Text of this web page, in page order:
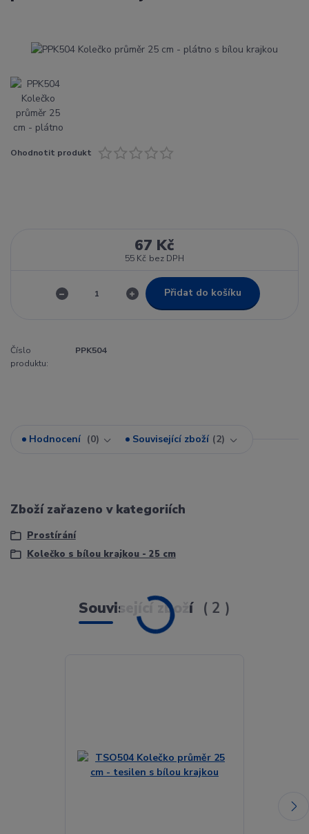
Ohodnotit produkt
67 Kč
55 Kč bez DPH
Přidat do košíku
Číslo
produktu:
PPK504
Hodnocení 0 Související zboží 2
Zboží zařazeno v kategoriích
Prostírání
Kolečko s bílou krajkou - 25 cm
Související zboží 2